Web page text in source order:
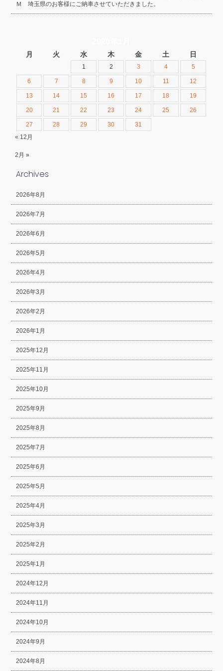
Ｍ 埼玉県のお客様にご納車させていただきました。
月 火 水 木 金 土 日
1 2 3 4 5
6 7 8 9 10 11 12
13 14 15 16 17 18 19
20 21 22 23 24 25 26
27 28 29 30
31
« 12月
2月 »
Archives
2026年8月
2026年7月
2026年6月
2026年5月
2026年4月
2026年3月
2026年2月
2026年1月
2025年12月
2025年11月
2025年10月
2025年9月
2025年8月
2025年7月
2025年6月
2025年5月
2025年4月
2025年3月
2025年2月
2025年1月
2024年12月
2024年11月
2024年10月
2024年9月
2024年8月